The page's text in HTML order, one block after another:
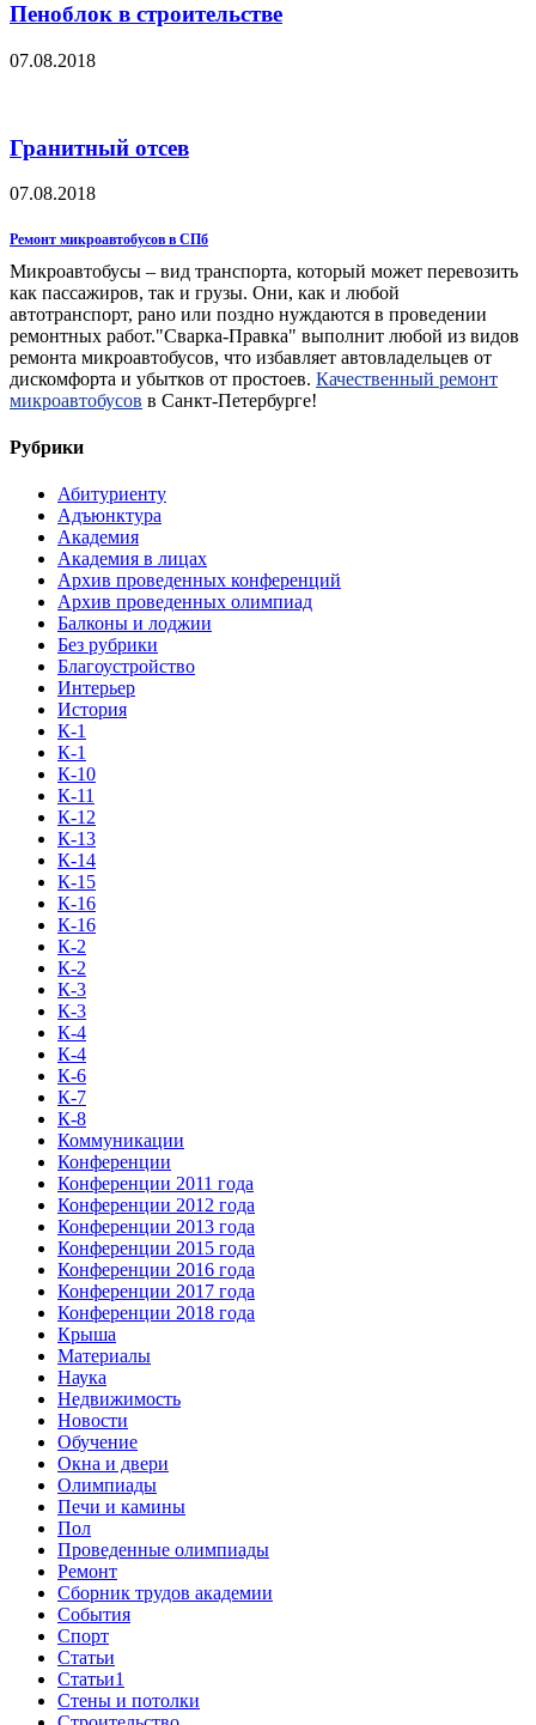
Пеноблок в строительстве
07.08.2018
Гранитный отсев
07.08.2018
Ремонт микроавтобусов в СПб
Микроавтобусы – вид транспорта, который может перевозить
как пассажиров, так и грузы. Они, как и любой
автотранспорт, рано или поздно нуждаются в проведении
ремонтных работ."Сварка-Правка" выполнит любой из видов
ремонта микроавтобусов, что избавляет автовладельцев от
дискомфорта и убытков от простоев. Качественный ремонт
микроавтобусов в Санкт-Петербурге!
Рубрики
Абитуриенту
Адъюнктура
Академия
Академия в лицах
Архив проведенных конференций
Архив проведенных олимпиад
Балконы и лоджии
Без рубрики
Благоустройство
Интерьер
История
К-1
К-1
К-10
К-11
К-12
К-13
К-14
К-15
К-16
К-16
К-2
К-2
К-3
К-3
К-4
К-4
К-6
К-7
К-8
Коммуникации
Конференции
Конференции 2011 года
Конференции 2012 года
Конференции 2013 года
Конференции 2015 года
Конференции 2016 года
Конференции 2017 года
Конференции 2018 года
Крыша
Материалы
Наука
Недвижимость
Новости
Обучение
Окна и двери
Олимпиады
Печи и камины
Пол
Проведенные олимпиады
Ремонт
Сборник трудов академии
События
Спорт
Статьи
Статьи1
Стены и потолки